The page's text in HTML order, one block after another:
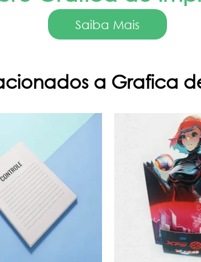
Saiba Mais
a Grafica